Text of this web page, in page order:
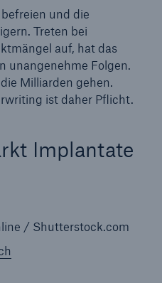
und die
Treten bei
auf, hat das
unangenehme Folgen.
Milliarden gehen.
ist daher Pflicht.
Implantate
/ Shutterstock.com
Naturkatastrophen